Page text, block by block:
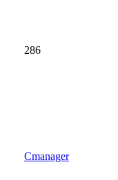
286
Cmanager